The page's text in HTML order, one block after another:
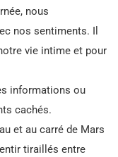
nous
nos sentiments. Il
vie intime et pour
informations ou
cachés.
et au carré de Mars
tiraillés entre